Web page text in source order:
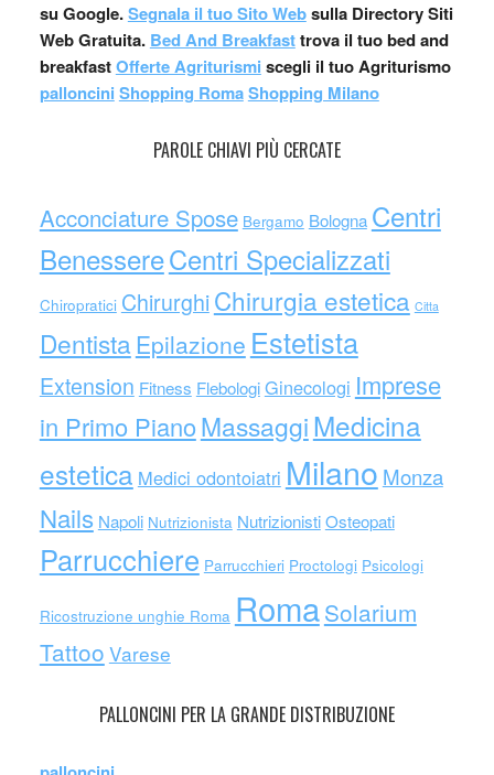
su Google.Segnala il tuo Sito Websulla Directory Siti
Web Gratuita. Bed And Breakfasttrova il tuo bed and
breakfastOfferte Agriturismi scegli il tuo Agriturismo
palloncini Shopping RomaShopping Milano
PAROLE CHIAVI PIÙ CERCATE
Acconciature Spose Bergamo Bologna Centri
BenessereCentri Specializzati
Chiropratici ChirurghiChirurgia estetica Citta
Dentista Epilazione Estetista
Extension Fitness FlebologiGinecologi Imprese
in Primo PianoMassaggiMedicina
estetica Medici odontoiatri Milano Monza
Nails Napoli Nutrizionista NutrizionistiOsteopati
Parrucchiere Parrucchieri Proctologi Psicologi
Ricostruzione unghie Roma RomaSolarium
Tattoo Varese
PALLONCINI PER LA GRANDE DISTRIBUZIONE